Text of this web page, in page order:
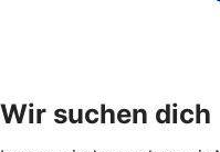
Wir suchen dich